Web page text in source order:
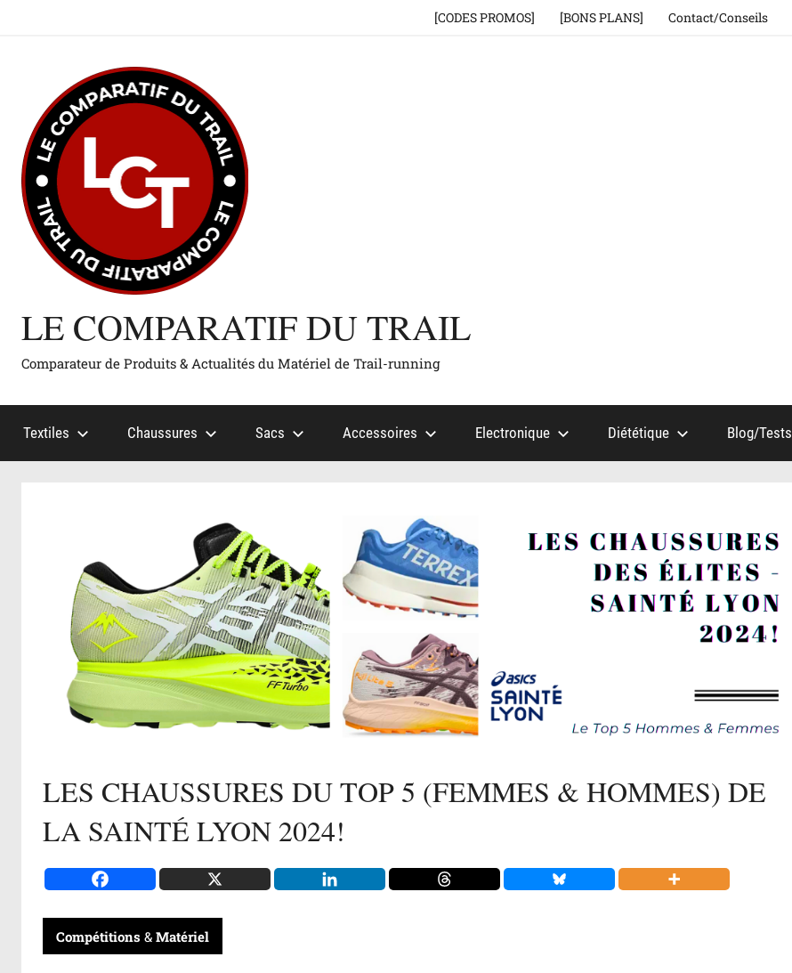
[CODES PROMOS] [BONS PLANS] Contact/Conseils
LE COMPARATIF DU TRAIL
Comparateur de Produits & Actualités du Matériel de Trail-running
Textiles Chaussures Sacs Accessoires Electronique Diététique Blog/Tests
LES CHAUSSURES DU TOP 5 (FEMMES & HOMMES) DE
LA SAINTÉ LYON 2024!
Compétitions & Matériel